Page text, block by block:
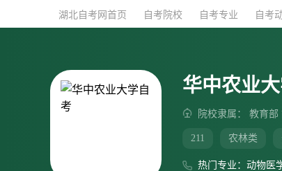
湖北自考网首页 自考院校 自考专业 自考
华中农业
院校隶属： 教育
211 农林类
热门专业：动物医
湖北自考网首页 自考院校 自考专业 自考